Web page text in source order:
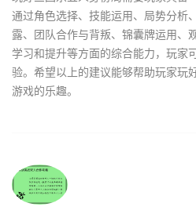
通过角色选择、技能运用、局势分析
露、团队合作与背叛、锦囊牌运用、
学习和提升等方面的综合能力，玩家
验。希望以上的建议能够帮助玩家玩
游戏的乐趣。